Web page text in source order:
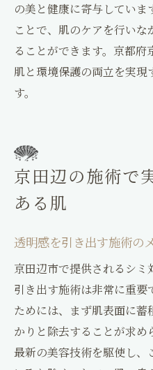
の美と健康に寄与してい
ことで、肌のケアを行い
ることができます。京都
肌と環境保護の両立を実
す。
京田辺の施術で
ある肌
透明感を引き出す施術の
京田辺市で提供されるシ
引き出す施術は非常に重要
ためには、まず肌表面に蓄
かりと除去することが求
最新の美容技術を駆使し、